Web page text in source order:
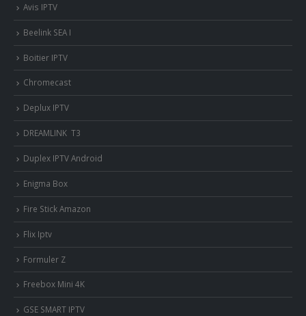
Avis IPTV
Beelink SEA I
Boitier IPTV
Chromecast
Deplux IPTV
DREAMLINK T3
Duplex IPTV Android
Enigma Box
Fire Stick Amazon
Flix Iptv
Formuler Z
Freebox Mini 4K
‎GSE SMART IPTV